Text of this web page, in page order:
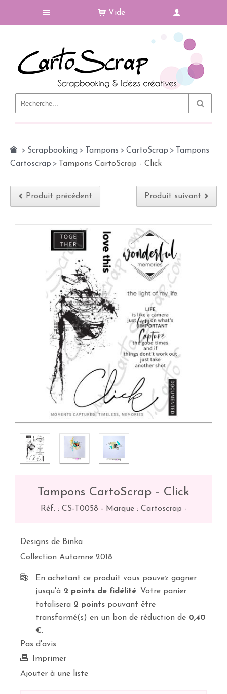
Vide
> Scrapbooking > Tampons > CartoScrap >
Tampons
Cartoscrap > Tampons CartoScrap - Click
Produit précédent Produit suivant
Tampons CartoScrap - Click
Réf. : CS-T0058 - Marque : Cartoscrap -
Designs de Binka
Collection Automne 2018
En achetant ce produit vous pouvez gagner
jusqu'à 2 points de fidélité. Votre panier
totalisera 2 points pouvant être
transformé(s) en un bon de réduction de 0,40
€.
Pas d'avis
Imprimer
Ajouter à une liste